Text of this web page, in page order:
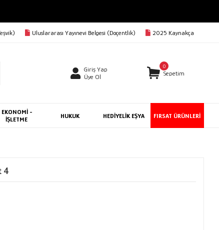
Uluslararası Yayınevi Belgesi (Doçentlik) 2025 Kaynakça
Giriş Yap
Üye Ol
0
Sepetim
EKONOMİ -
İŞLETME
HUKUK HEDİYELİK EŞYA FIRSAT ÜRÜNLERİ
4